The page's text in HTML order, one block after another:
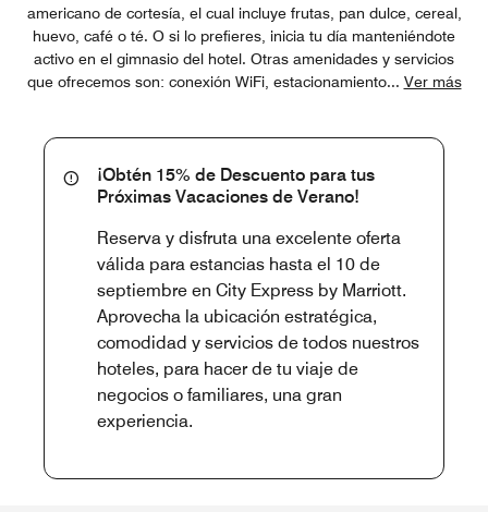
americano de cortesía, el cual incluye frutas, pan dulce, cereal,
huevo, café o té. O si lo prefieres, inicia tu día manteniéndote
activo en el gimnasio del hotel. Otras amenidades y servicios
que ofrecemos son: conexión WiFi, estacionamiento... Ver más
¡Obtén 15% de Descuento para tus
Próximas Vacaciones de Verano!
Reserva y disfruta una excelente oferta
válida para estancias hasta el 10 de
septiembre en City Express by Marriott.
Aprovecha la ubicación estratégica,
comodidad y servicios de todos nuestros
hoteles, para hacer de tu viaje de
negocios o familiares, una gran
experiencia.